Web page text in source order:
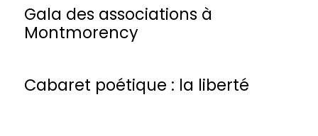
Gala des associations à
Montmorency
Cabaret poétique : la liberté